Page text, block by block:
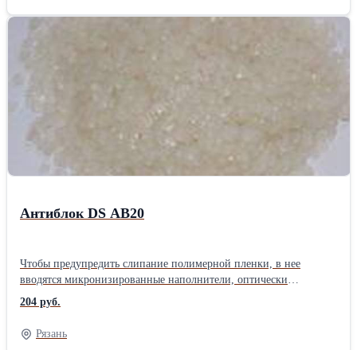
Антиблок DS AB20
Чтобы предупредить слипание полимерной пленки, в нее
вводятся микронизированные наполнители, оптически
прозрачные и визуально незаметные в пленке, но придающие
поверхности микрошероховатость. При этом уменьшается
площадь контакта между слоями пленки, и поэтому пакеты легко
раскрываются. Присутствие антиблока в пленке улучшает
204 руб.
Рязань